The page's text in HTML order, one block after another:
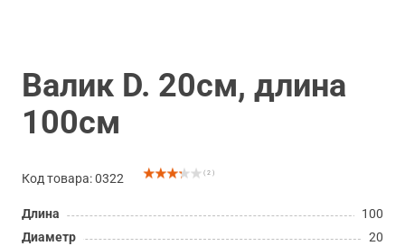
Валик D. 20см, длина
100см
Код товара: 0322 ( 2 )
Длина
100
Диаметр
20